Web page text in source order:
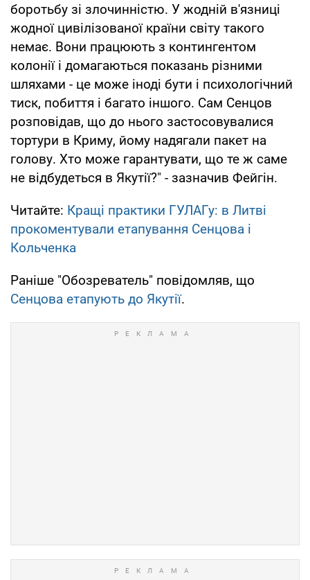
боротьбу зі злочинністю. У жодній в'язниці
жодної цивілізованої країни світу такого
немає. Вони працюють з контингентом
колонії і домагаються показань різними
шляхами - це може іноді бути і психологічний
тиск, побиття і багато іншого. Сам Сенцов
розповідав, що до нього застосовувалися
тортури в Криму, йому надягали пакет на
голову. Хто може гарантувати, що те ж саме
не відбудеться в Якутії?" - зазначив Фейгін.
Читайте: Кращі практики ГУЛАГу: в Литві
прокоментували етапування Сенцова і
Кольченка
Раніше "Обозреватель" повідомляв, що
Сенцова етапують до Якутії.